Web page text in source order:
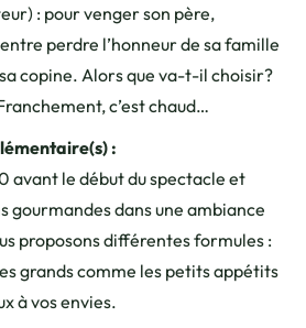
: pour venger son père,
perdre l’honneur de sa famille
copine. Alors que va-t-il choisir?
c’est chaud…
:
avant le début du spectacle et
gourmandes dans une ambiance
proposons différentes formules :
grands comme les petits appétits
à vos envies.